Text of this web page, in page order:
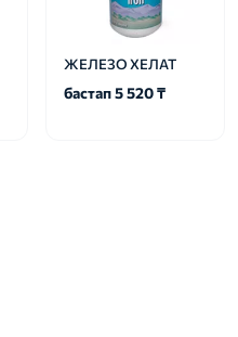
ЖЕЛЕЗО ХЕЛАТ
бастап 5 520 ₸